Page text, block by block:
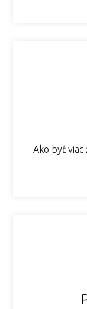
Ako byť viac